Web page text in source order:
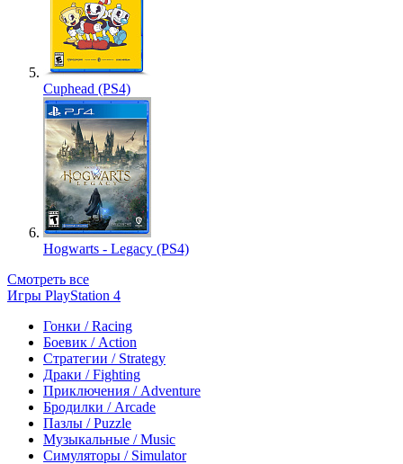
Cuphead (PS4)
Hogwarts - Legacy (PS4)
Смотреть все
Игры PlayStation 4
Гонки / Racing
Боевик / Action
Стратегии / Strategy
Драки / Fighting
Приключения / Adventure
Бродилки / Arcade
Пазлы / Puzzle
Музыкальные / Music
Симуляторы / Simulator